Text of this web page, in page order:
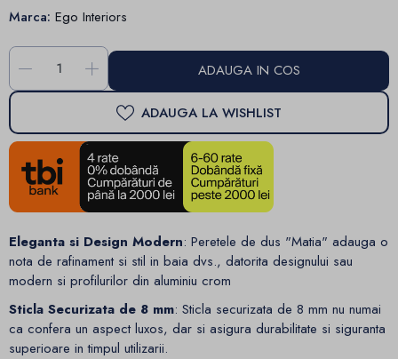
Marca: Ego Interiors
- + ADAUGA IN COS
ADAUGA LA WISHLIST
Eleganta si Design Modern: Peretele de dus "Matia" adauga o
nota de rafinament si stil in baia dvs., datorita designului sau
modern si profilurilor din aluminiu crom
Sticla Securizata de 8 mm: Sticla securizata de 8 mm nu numai
ca confera un aspect luxos, dar si asigura durabilitate si siguranta
superioare in timpul utilizarii.